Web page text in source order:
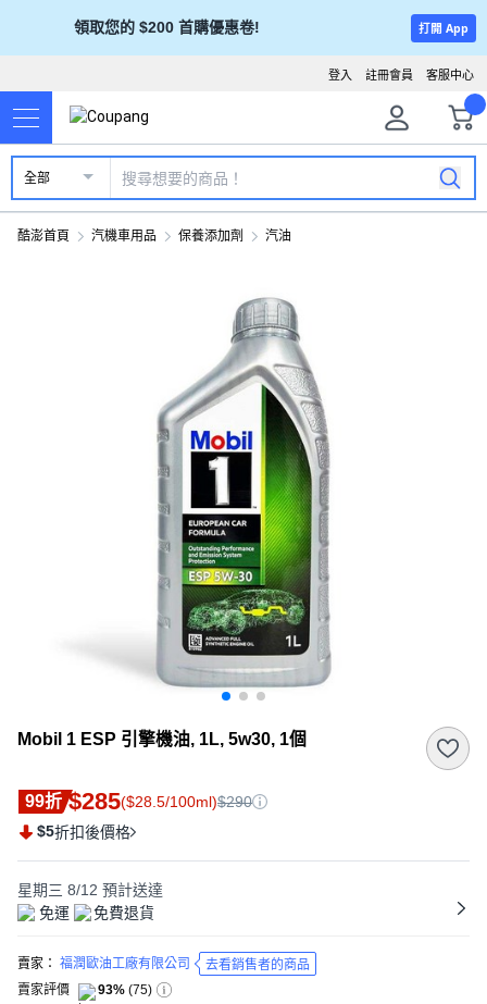
領取您的 $200 首購優惠卷! 打開 App
客服中心
註冊會員
登入
全部
酷澎首頁 汽機車用品 保養添加劑 汽油
Mobil 1 ESP 引擎機油, 1L, 5w30, 1個
99折 $285($28.5/100ml)$290
$5折扣後價格
星期三 8/12 預計送達
免運
免費退貨
賣家： 福潤歐油工廠有限公司
去看銷售者的商品
賣家評價
93% (75)